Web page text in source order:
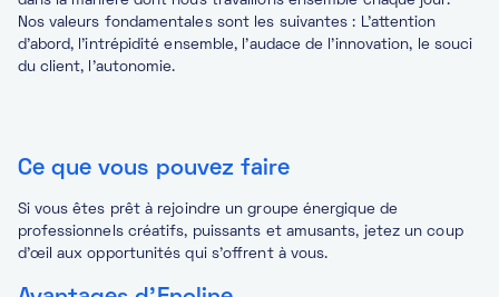
Nos valeurs fondamentales sont les suivantes : L'attention
d'abord, l'intrépidité ensemble, l'audace de l'innovation, le souci
du client, l'autonomie.
Ce que vous pouvez faire
Si vous êtes prêt à rejoindre un groupe énergique de
professionnels créatifs, puissants et amusants, jetez un coup
d'œil aux opportunités qui s'offrent à vous.